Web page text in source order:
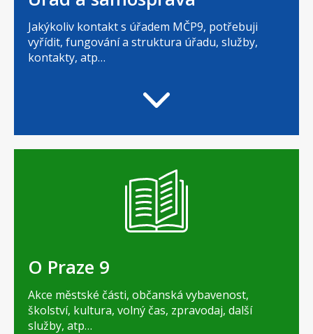
Jakýkoliv kontakt s úřadem MČP9, potřebuji
vyřídit, fungování a struktura úřadu, služby,
kontakty, atp…
O Praze 9
Akce městské části, občanská vybavenost,
školství, kultura, volný čas, zpravodaj, další
služby, atp…